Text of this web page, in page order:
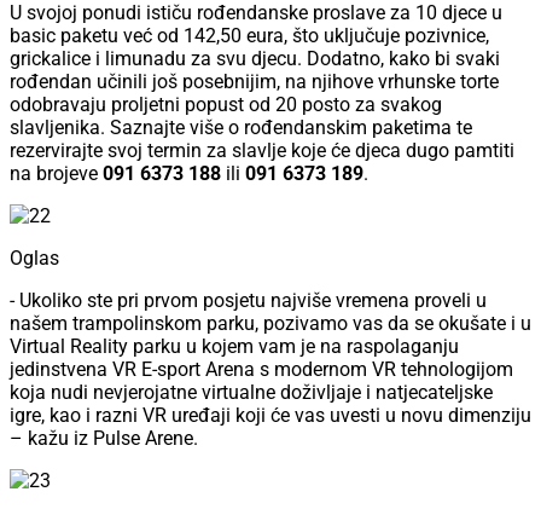
U svojoj ponudi ističu rođendanske proslave za 10 djece u
basic paketu već od 142,50 eura, što uključuje pozivnice,
grickalice i limunadu za svu djecu. Dodatno, kako bi svaki
rođendan učinili još posebnijim, na njihove vrhunske torte
odobravaju proljetni popust od 20 posto za svakog
slavljenika. Saznajte više o rođendanskim paketima te
rezervirajte svoj termin za slavlje koje će djeca dugo pamtiti
na brojeve 091 6373 188 ili 091 6373 189.
Oglas
- Ukoliko ste pri prvom posjetu najviše vremena proveli u
našem trampolinskom parku, pozivamo vas da se okušate i u
Virtual Reality parku u kojem vam je na raspolaganju
jedinstvena VR E-sport Arena s modernom VR tehnologijom
koja nudi nevjerojatne virtualne doživljaje i natjecateljske
igre, kao i razni VR uređaji koji će vas uvesti u novu dimenziju
– kažu iz Pulse Arene.